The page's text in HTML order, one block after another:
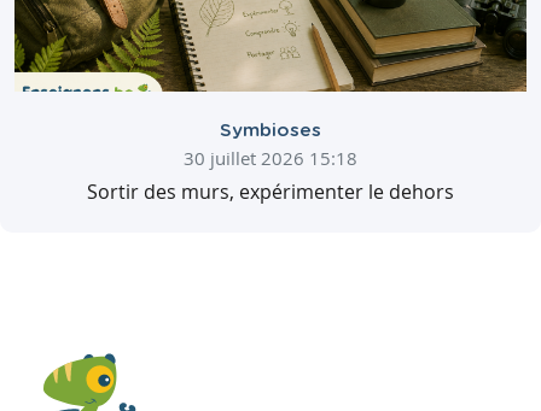
Symbioses
30 juillet 2026 15:18
Sortir des murs, expérimenter le dehors